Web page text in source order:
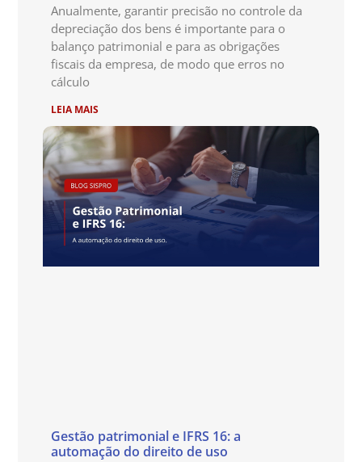
Anualmente, garantir precisão no controle da
depreciação dos bens é importante para o
balanço patrimonial e para as obrigações
fiscais da empresa, de modo que erros no
cálculo
LEIA MAIS
Gestão patrimonial e IFRS 16: a
automação do direito de uso